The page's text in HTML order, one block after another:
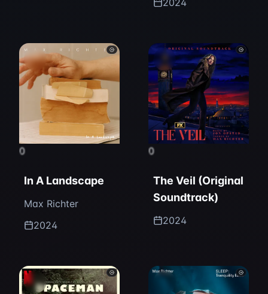
2024
0
In A Landscape
Max Richter
2024
0
The Veil (Original
Soundtrack)
2024